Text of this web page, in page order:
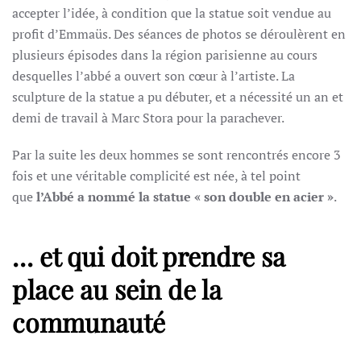
accepter l’idée, à condition que la statue soit vendue au
profit d’Emmaüs. Des séances de photos se déroulèrent en
plusieurs épisodes dans la région parisienne au cours
desquelles l’abbé a ouvert son cœur à l’artiste. La
sculpture de la statue a pu débuter, et a nécessité un an et
demi de travail à Marc Stora pour la parachever.
Par la suite les deux hommes se sont rencontrés encore 3
fois et une véritable complicité est née, à tel point
quel’Abbé a nommé la statue « son double en acier ».
… et qui doit prendre sa
place au sein de la
communauté